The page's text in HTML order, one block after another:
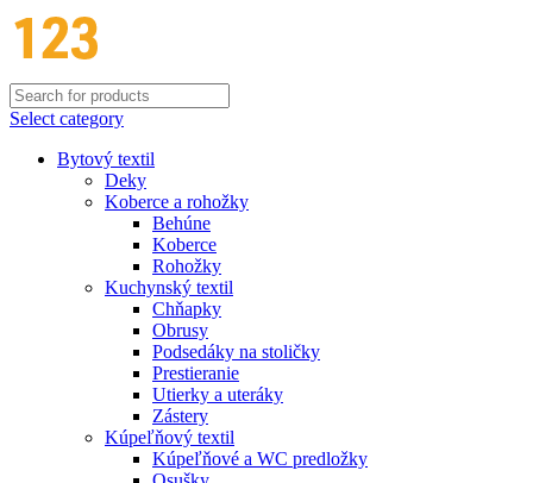
Select category
Bytový textil
Deky
Koberce a rohožky
Behúne
Koberce
Rohožky
Kuchynský textil
Chňapky
Obrusy
Podsedáky na stoličky
Prestieranie
Utierky a uteráky
Zástery
Kúpeľňový textil
Kúpeľňové a WC predložky